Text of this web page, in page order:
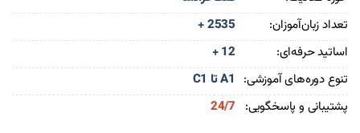
تعداد زبان‌آموزان:
+ 2535
اساتید حرفه‌ای:
+ 12
تنوع دوره‌های آموزشی: A1 تا C1
پشتیبانی و پاسخگویی: 24/7